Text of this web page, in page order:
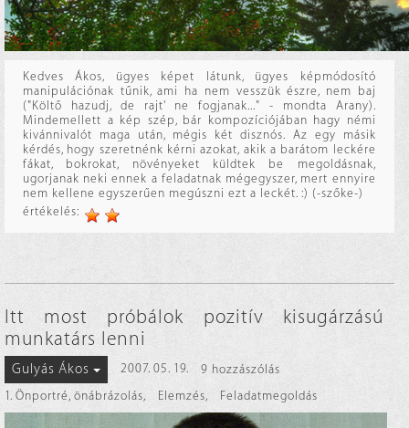
Kedves Ákos, ügyes képet látunk, ügyes képmódosító
manipulációnak tűnik, ami ha nem vesszük észre, nem baj
("Költő hazudj, de rajt' ne fogjanak..." - mondta Arany).
Mindemellett a kép szép, bár kompozíciójában hagy némi
kivánnivalót maga után, mégis két disznós. Az egy másik
kérdés, hogy szeretnénk kérni azokat, akik a barátom leckére
fákat, bokrokat, növényeket küldtek be megoldásnak,
ugorjanak neki ennek a feladatnak mégegyszer, mert ennyire
nem kellene egyszerűen megúszni ezt a leckét. :) (-szőke-)
értékelés:
Itt most próbálok pozitív kisugárzású
munkatárs lenni
Gulyás Ákos 2007. 05. 19.
9 hozzászólás
1. Önportré, önábrázolás, Elemzés, Feladatmegoldás